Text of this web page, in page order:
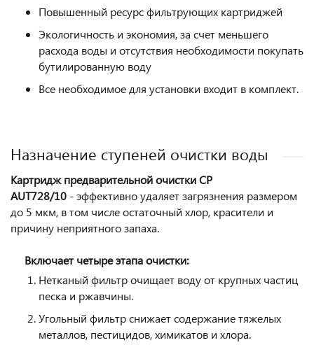
Повышенный ресурс фильтрующих картриджей
Экологичность и экономия, за счет меньшего
расхода воды и отсутствия необходимости покупать
бутилированную воду
Все необходимое для установки входит в комплект.
Назначение ступеней очистки воды
Картридж предварительной очистки CP
AUT728/10 - эффективно удаляет загрязнения размером
до 5 мкм, в том числе остаточный хлор, красители и
причину неприятного запаха.
Включает четыре этапа очистки:
Нетканый фильтр очищает воду от крупных частиц
песка и ржавчины.
Угольный фильтр снижает содержание тяжелых
металлов, пестицидов, химикатов и хлора.